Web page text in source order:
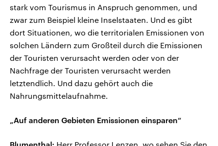
stark vom Tourismus in Anspruch genommen, und
zwar zum Beispiel kleine Inselstaaten. Und es gibt
dort Situationen, wo die territorialen Emissionen von
solchen Ländern zum Großteil durch die Emissionen
der Touristen verursacht werden oder von der
Nachfrage der Touristen verursacht werden
letztendlich. Und dazu gehört auch die
Nahrungsmittelaufnahme.
„Auf anderen Gebieten Emissionen einsparen“